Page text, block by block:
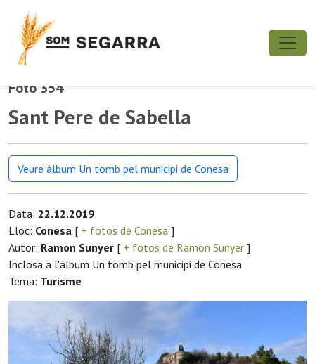
Foto 354
Sant Pere de Sabella
Veure àlbum Un tomb pel municipi de Conesa
Data: 22.12.2019
Lloc: Conesa [ + fotos de Conesa ]
Autor: Ramon Sunyer [ + fotos de Ramon Sunyer ]
Inclosa a l'àlbum Un tomb pel municipi de Conesa
Tema: Turisme